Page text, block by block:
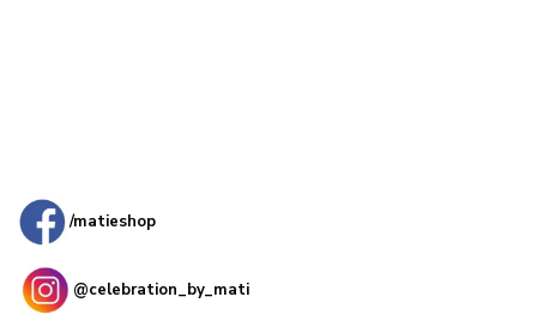
/matieshop
@celebration_by_mati